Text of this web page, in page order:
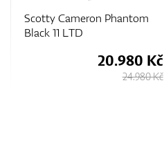
Scotty Cameron 2026 Studio
Style Fastback 2
12.430 Kč
13.230 Kč